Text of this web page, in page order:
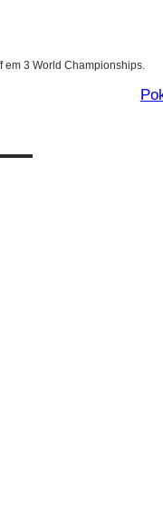
em 3 World Championships.